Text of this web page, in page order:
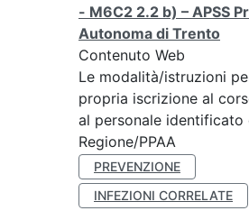
- M6C2 2.2 b) – APSS
Autonoma di Trento
Contenuto Web
Le modalità/istruzioni
propria iscrizione al
al personale identificato
Regione/PPAA
PREVENZIONE
INFEZIONI CORRELATE